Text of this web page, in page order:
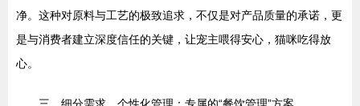
净。这种对原料与工艺的极致追求，不仅是对产品质量的承诺，更
是与消费者建立深度信任的关键，让宠主喂得安心，猫咪吃得放
心。
三、细分需求，个性化管理：专属的“餐饮管理”方案